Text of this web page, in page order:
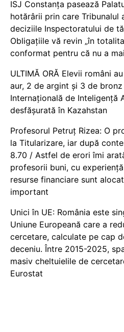
ISJ Constanța pasează
hotărârii prin care Tribunalul
deciziile Inspectoratului de
Obligațiile vă revin „în
conformat pentru că nu a
ULTIMĂ ORĂ Elevii români
aur, 2 de argint și 3 de
Internațională de Inteligență
desfășurată în Kazahstan
Profesorul Petruț Rizea: O
la Titularizare, iar după
8.70 / Astfel de erori îmi
profesorii buni, cu
resurse financiare sunt
important
Unici în UE: România este
Uniune Europeană care a
cercetare, calculate pe cap
deceniu. Între 2015-2025,
masiv cheltuielile de
Eurostat